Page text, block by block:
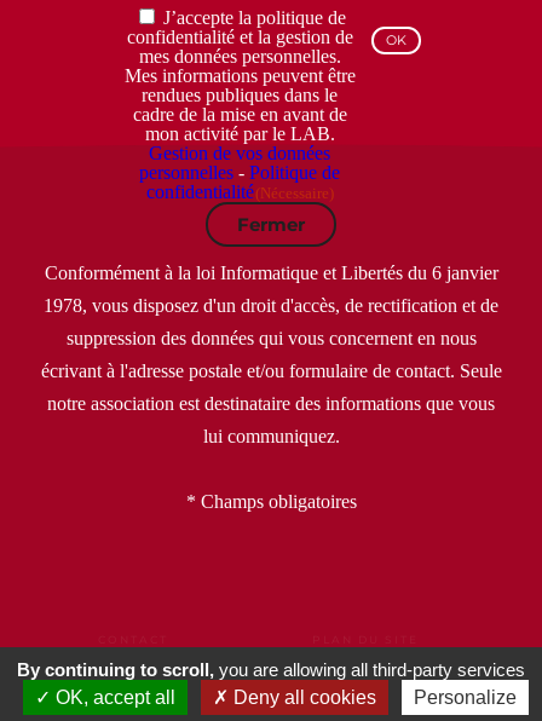
RGPD
(Nécessaire)
J’accepte la politique de
confidentialité et la gestion de
mes données personnelles.
Mes informations peuvent être
rendues publiques dans le
cadre de la mise en avant de
mon activité par le LAB.
Gestion de vos données
personnelles -Politique de
confidentialité(Nécessaire)
Fermer
Conformément à la loi Informatique et Libertés du 6 janvier
1978, vous disposez d'un droit d'accès, de rectification et de
suppression des données qui vous concernent en nous
écrivant à l'adresse postale et/ou formulaire de contact. Seule
notre association est destinataire des informations que vous
lui communiquez.
* Champs obligatoires
POLITIQUE DE CONFIDENTIALITÉ
DONNÉES PERSONNELLES
GESTION DE COOKIES
PARTENAIRES
COIN PRESSE
By continuing to scroll, you are allowing all third-party services
OK, accept all
Deny all cookies
Personalize